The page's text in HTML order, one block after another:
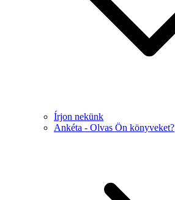
Írjon nekünk
Ankéta - Olvas Ön könyveket?